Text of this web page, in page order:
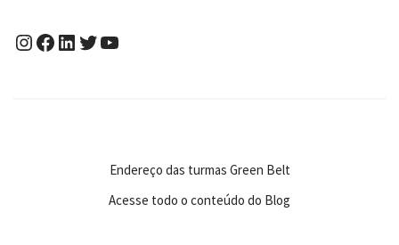
Endereço das turmas Green Belt
Acesse todo o conteúdo do Blog